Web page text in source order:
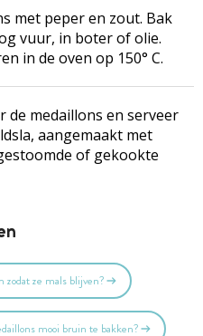
met peper en zout. Bak
vuur, in boter of olie.
in de oven op 150° C.
de medaillons en serveer
aangemaakt met
of gekookte
zodat ze mals blijven?
mooi bruin te bakken?